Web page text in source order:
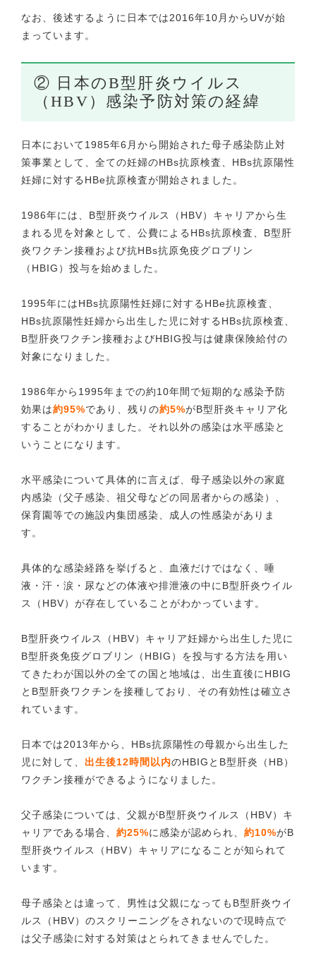
なお、後述するように日本では2016年10月からUVが始
まっています。
② 日本のB型肝炎ウイルス
（HBV）感染予防対策の経緯
日本において1985年6月から開始された母子感染防止対
策事業として、全ての妊婦のHBs抗原検査、HBs抗原陽性
妊婦に対するHBe抗原検査が開始されました。
1986年には、B型肝炎ウイルス（HBV）キャリアから生
まれる児を対象として、公費によるHBs抗原検査、B型肝
炎ワクチン接種および抗HBs抗原免疫グロブリン
（HBIG）投与を始めました。
1995年にはHBs抗原陽性妊婦に対するHBe抗原検査、
HBs抗原陽性妊婦から出生した児に対するHBs抗原検査、
B型肝炎ワクチン接種およびHBIG投与は健康保険給付の
対象になりました。
1986年から1995年までの約10年間で短期的な感染予防
効果は約95%であり、残りの約5%がB型肝炎キャリア化
することがわかりました。それ以外の感染は水平感染と
いうことになります。
水平感染について具体的に言えば、母子感染以外の家庭
内感染（父子感染、祖父母などの同居者からの感染）、
保育園等での施設内集団感染、成人の性感染がありま
す。
具体的な感染経路を挙げると、血液だけではなく、唾
液・汗・涙・尿などの体液や排泄液の中にB型肝炎ウイル
ス（HBV）が存在していることがわかっています。
B型肝炎ウイルス（HBV）キャリア妊婦から出生した児に
B型肝炎免疫グロブリン（HBIG）を投与する方法を用い
てきたわが国以外の全ての国と地域は、出生直後にHBIG
とB型肝炎ワクチンを接種しており、その有効性は確立さ
れています。
日本では2013年から、HBs抗原陽性の母親から出生した
児に対して、 出生後12時間以内のHBIGとB型肝炎（HB）
ワクチン接種ができるようになりました。
父子感染については、父親がB型肝炎ウイルス（HBV）キ
ャリアである場合、 約25%に感染が認められ、 約10%がB
型肝炎ウイルス（HBV）キャリアになることが知られて
います。
母子感染とは違って、男性は父親になってもB型肝炎ウイ
ルス（HBV）のスクリーニングをされないので現時点で
は父子感染に対する対策はとられてきませんでした。